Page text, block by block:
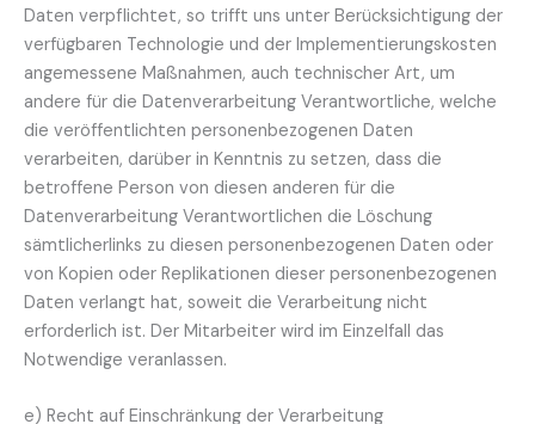
Daten verpflichtet, so trifft uns unter Berücksichtigung der
verfügbaren Technologie und der Implementierungskosten
angemessene Maßnahmen, auch technischer Art, um
andere für die Datenverarbeitung Verantwortliche, welche
die veröffentlichten personenbezogenen Daten
verarbeiten, darüber in Kenntnis zu setzen, dass die
betroffene Person von diesen anderen für die
Datenverarbeitung Verantwortlichen die Löschung
sämtlicherlinks zu diesen personenbezogenen Daten oder
von Kopien oder Replikationen dieser personenbezogenen
Daten verlangt hat, soweit die Verarbeitung nicht
erforderlich ist. Der Mitarbeiter wird im Einzelfall das
Notwendige veranlassen.
e) Recht auf Einschränkung der Verarbeitung